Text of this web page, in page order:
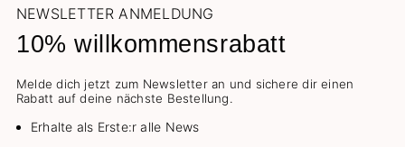
NEWSLETTER ANMELDUNG
10% willkommensrabatt
Melde dich jetzt zum Newsletter an und sichere dir einen
Rabatt auf deine nächste Bestellung.
Erhalte als Erste:r alle News